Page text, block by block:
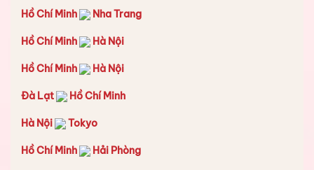
Hồ Chí Minh Nha Trang
Hồ Chí Minh Hà Nội
Hồ Chí Minh Hà Nội
Đà Lạt Hồ Chí Minh
Hà Nội Tokyo
Hồ Chí Minh Hải Phòng